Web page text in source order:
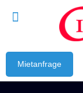
Mietanfrage